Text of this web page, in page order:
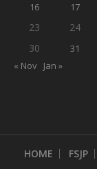
16
17
23
24
30
31
« Nov Jan »
HOME FSJP